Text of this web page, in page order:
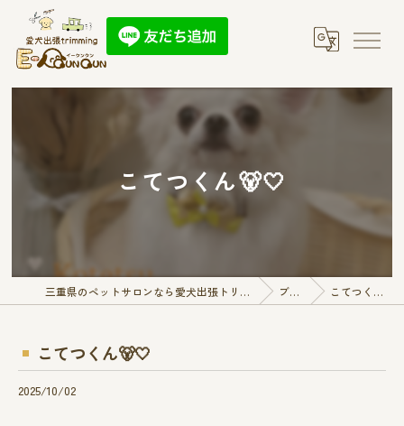
こてつくん🐻🤍
三重県のペットサロンなら愛犬出張トリミング E-QunQun ブログ こてつくん🐻🤍
こてつくん🐻🤍
2025/10/02